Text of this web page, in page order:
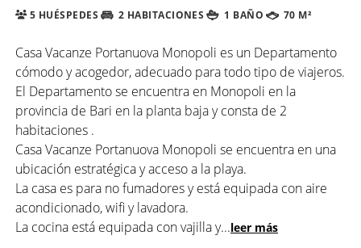
5 HUÉSPEDES 2 HABITACIONES 1 BAÑO 70 M²
Casa Vacanze Portanuova Monopoli es un Departamento
cómodo y acogedor, adecuado para todo tipo de viajeros.
El Departamento se encuentra en Monopoli en la
provincia de Bari en la planta baja y consta de 2
habitaciones .
Casa Vacanze Portanuova Monopoli se encuentra en una
ubicación estratégica y acceso a la playa.
La casa es para no fumadores y está equipada con aire
acondicionado, wifi y lavadora.
La cocina está equipada con vajilla y...leer más